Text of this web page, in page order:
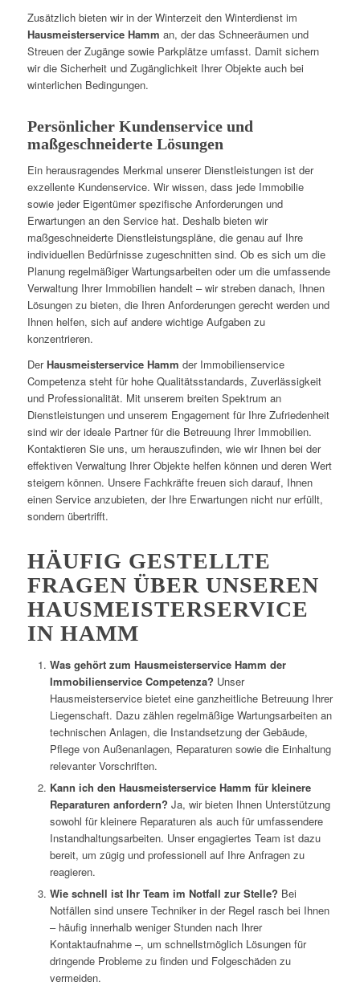
Zusätzlich bieten wir in der Winterzeit den Winterdienst im
Hausmeisterservice Hamm an, der das Schneeräumen und
Streuen der Zugänge sowie Parkplätze umfasst. Damit sichern
wir die Sicherheit und Zugänglichkeit Ihrer Objekte auch bei
winterlichen Bedingungen.
Persönlicher Kundenservice und
maßgeschneiderte Lösungen
Ein herausragendes Merkmal unserer Dienstleistungen ist der
exzellente Kundenservice. Wir wissen, dass jede Immobilie
sowie jeder Eigentümer spezifische Anforderungen und
Erwartungen an den Service hat. Deshalb bieten wir
maßgeschneiderte Dienstleistungspläne, die genau auf Ihre
individuellen Bedürfnisse zugeschnitten sind. Ob es sich um die
Planung regelmäßiger Wartungsarbeiten oder um die umfassende
Verwaltung Ihrer Immobilien handelt – wir streben danach, Ihnen
Lösungen zu bieten, die Ihren Anforderungen gerecht werden und
Ihnen helfen, sich auf andere wichtige Aufgaben zu
konzentrieren.
Der Hausmeisterservice Hamm der Immobilienservice
Competenza steht für hohe Qualitätsstandards, Zuverlässigkeit
und Professionalität. Mit unserem breiten Spektrum an
Dienstleistungen und unserem Engagement für Ihre Zufriedenheit
sind wir der ideale Partner für die Betreuung Ihrer Immobilien.
Kontaktieren Sie uns, um herauszufinden, wie wir Ihnen bei der
effektiven Verwaltung Ihrer Objekte helfen können und deren Wert
steigern können. Unsere Fachkräfte freuen sich darauf, Ihnen
einen Service anzubieten, der Ihre Erwartungen nicht nur erfüllt,
sondern übertrifft.
HÄUFIG GESTELLTE
FRAGEN ÜBER UNSEREN
HAUSMEISTERSERVICE
IN HAMM
Was gehört zum Hausmeisterservice Hamm der
Immobilienservice Competenza? Unser
Hausmeisterservice bietet eine ganzheitliche Betreuung Ihrer
Liegenschaft. Dazu zählen regelmäßige Wartungsarbeiten an
technischen Anlagen, die Instandsetzung der Gebäude,
Pflege von Außenanlagen, Reparaturen sowie die Einhaltung
relevanter Vorschriften.
Kann ich den Hausmeisterservice Hamm für kleinere
Reparaturen anfordern? Ja, wir bieten Ihnen Unterstützung
sowohl für kleinere Reparaturen als auch für umfassendere
Instandhaltungsarbeiten. Unser engagiertes Team ist dazu
bereit, um zügig und professionell auf Ihre Anfragen zu
reagieren.
Wie schnell ist Ihr Team im Notfall zur Stelle? Bei
Notfällen sind unsere Techniker in der Regel rasch bei Ihnen
– häufig innerhalb weniger Stunden nach Ihrer
Kontaktaufnahme –, um schnellstmöglich Lösungen für
dringende Probleme zu finden und Folgeschäden zu
vermeiden.